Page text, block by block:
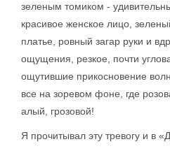
зеленым томиком -
красивое женское лицо,
платье, ровный загар руки и
ощущения, резкое, почти
ощутившие прикосновение
все на зоревом фоне, где
алый, грозовой!
Я прочитывал эту тревогу и в